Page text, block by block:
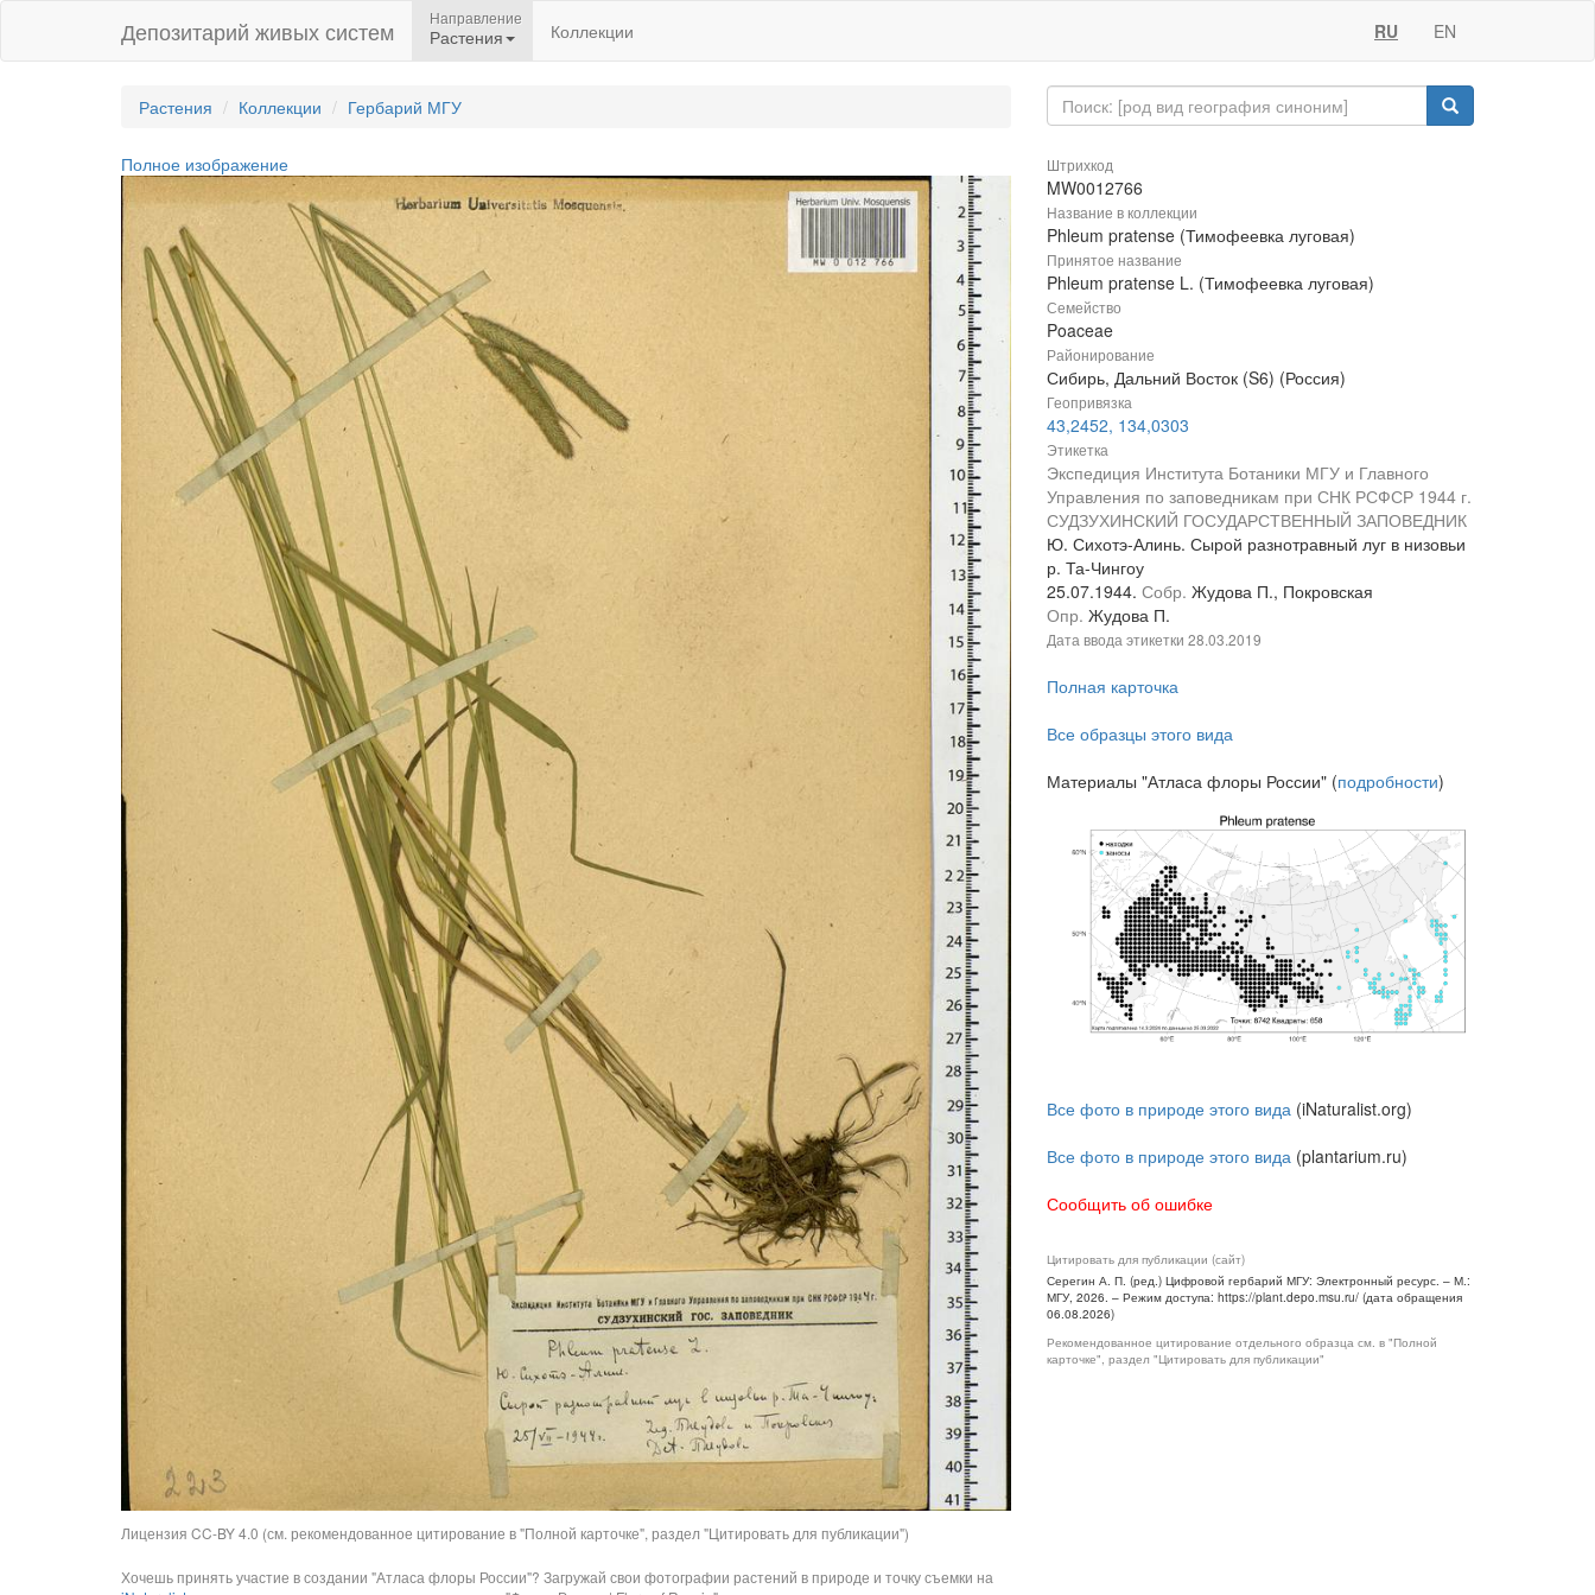
Депозитарий живых систем Направление
Растения Коллекции RU EN
Растения Коллекции Гербарий МГУ
Полное изображение
Лицензия CC-BY 4.0 (см. рекомендованное цитирование в "Полной карточке", раздел "Цитировать для публикации")
Хочешь принять участие в создании "Атласа флоры России"? Загружай свои фотографии растений в природе и точку съемки на
Штрихкод
MW0012766
Название в коллекции
Phleum pratense (Тимофеевка луговая)
Принятое название
Phleum pratense L. (Тимофеевка луговая)
Семейство
Poaceae
Районирование
Сибирь, Дальний Восток (S6) (Россия)
Геопривязка
43,2452, 134,0303
Этикетка
Экспедиция Института Ботаники МГУ и Главного
Управления по заповедникам при СНК РСФСР 1944 г.
СУДЗУХИНСКИЙ ГОСУДАРСТВЕННЫЙ ЗАПОВЕДНИК
Ю. Сихотэ-Алинь. Сырой разнотравный луг в низовьи
р. Та-Чингоу
25.07.1944. Собр. Жудова П., Покровская
Опр. Жудова П.
Дата ввода этикетки 28.03.2019
Полная карточка
Все образцы этого вида
Материалы "Атласа флоры России" (подробности)
Все фото в природе этого вида (iNaturalist.org)
Все фото в природе этого вида (plantarium.ru)
Сообщить об ошибке
Цитировать для публикации (сайт)
Серегин А. П. (ред.) Цифровой гербарий МГУ: Электронный ресурс. – М.:
МГУ, 2026. – Режим доступа: https://plant.depo.msu.ru/ (дата обращения
06.08.2026)
Рекомендованное цитирование отдельного образца см. в "Полной
карточке", раздел "Цитировать для публикации"